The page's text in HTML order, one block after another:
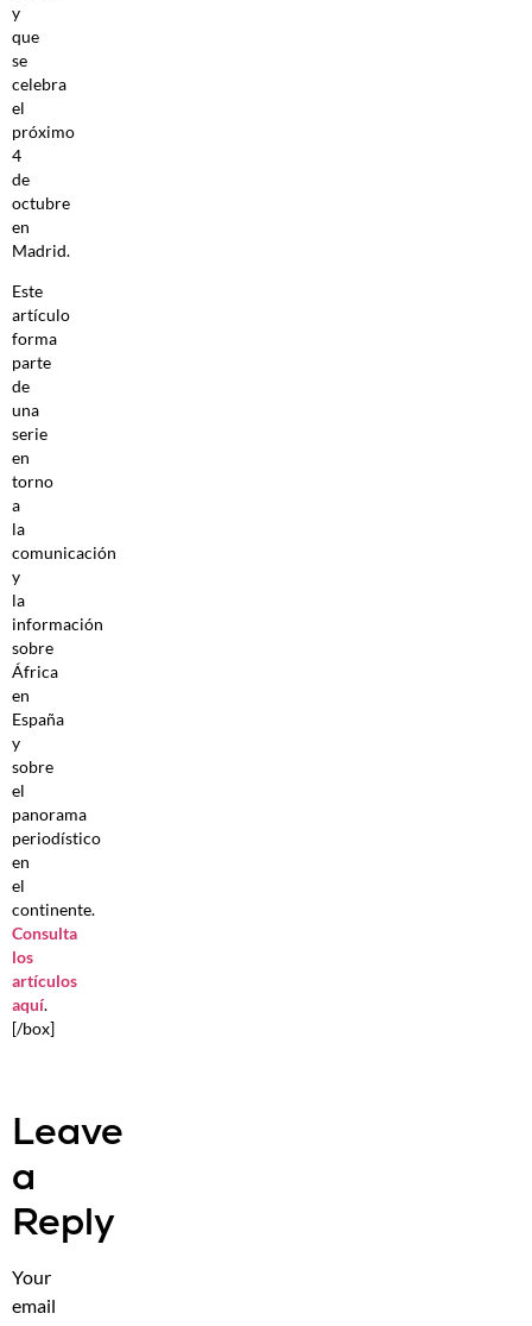
y
que
se
celebra
el
próximo
4
de
octubre
en
Madrid.
Este
artículo
forma
parte
de
una
serie
en
torno
a
la
comunicación
y
la
información
sobre
África
en
España
y
sobre
el
panorama
periodístico
en
el
continente.
Consulta
los
artículos
aquí.
[/box]
Leave
a
Reply
Your
email